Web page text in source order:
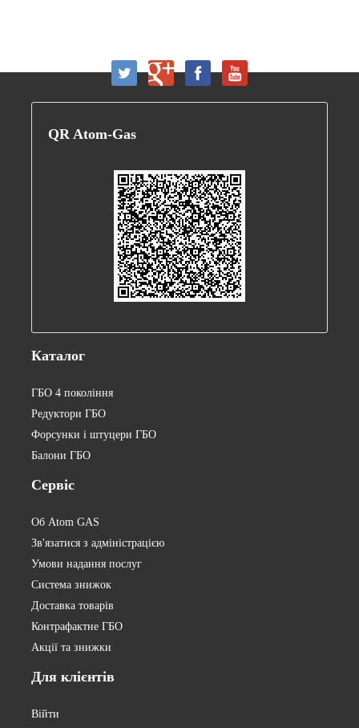
QR Atom-Gas
Каталог
ГБО 4 покоління
Редуктори ГБО
Форсунки і штуцери ГБО
Балони ГБО
Сервіс
Об Atom GAS
Зв'язатися з адміністрацією
Умови надання послуг
Система знижок
Доставка товарів
Контрафактне ГБО
Акції та знижки
Для клієнтів
Війти